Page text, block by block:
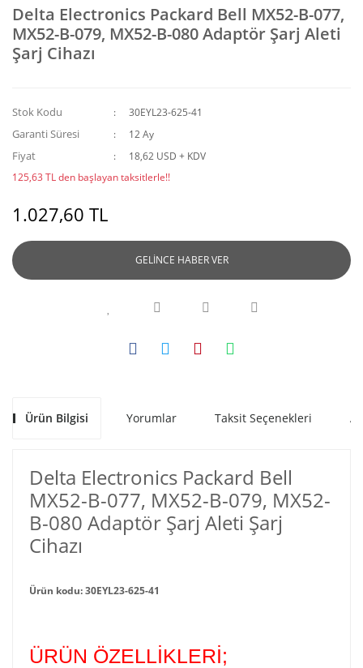
Delta Electronics Packard Bell MX52-B-077,
MX52-B-079, MX52-B-080 Adaptör Şarj Aleti
Şarj Cihazı
Stok Kodu 30EYL23-625-41
Garanti Süresi 12 Ay
Fiyat
18,62 USD + KDV
125,63 TL den başlayan taksitlerle!!
1.027,60 TL
GELİNCE HABER VER
Ürün Bilgisi Yorumlar Taksit Seçenekleri
Delta Electronics Packard Bell
MX52-B-077, MX52-B-079, MX52-
B-080 Adaptör Şarj Aleti Şarj
Cihazı
Ürün kodu: 30EYL23-625-41
ÜRÜN ÖZELLİKLERİ;